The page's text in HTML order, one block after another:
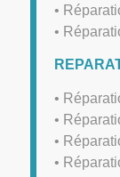
•
•
•
•
•
•